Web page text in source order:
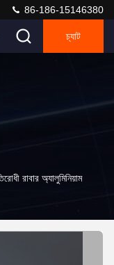
86-186-15146380
চ্যাট
রাবার অ্যালুমিনিয়াম